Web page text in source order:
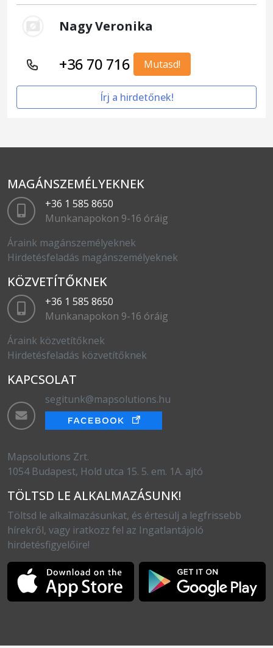
Nagy Veronika
+36 70 716 Mutasd!
Írj a hirdetőnek!
MAGÁNSZEMÉLYEKNEK
+36 1 585 8650
Munkanapokon 9-16 óráig
Áraink magánszemélyeknek
Hirdetésfeladás magánszemélyeknek
KÖZVETÍTŐKNEK
+36 1 585 8650
Munkanapokon 9-16 óráig
Áraink közvetítőknek
Hirdetésfeladás közvetítőknek
KAPCSOLAT
segitunk@mapsolutions.hu
Mapsolutions Zrt.
1054 Budapest, Hold utca 15. 5. em. 1A. ajtó
TÖLTSD LE ALKALMAZÁSUNK!
Töltsd le alkalmazásunkat, és értesülj a legfrissebb
hírekről, vagy iratkozz fel az Ingatlantájoló
hirdetésfigyelőire!